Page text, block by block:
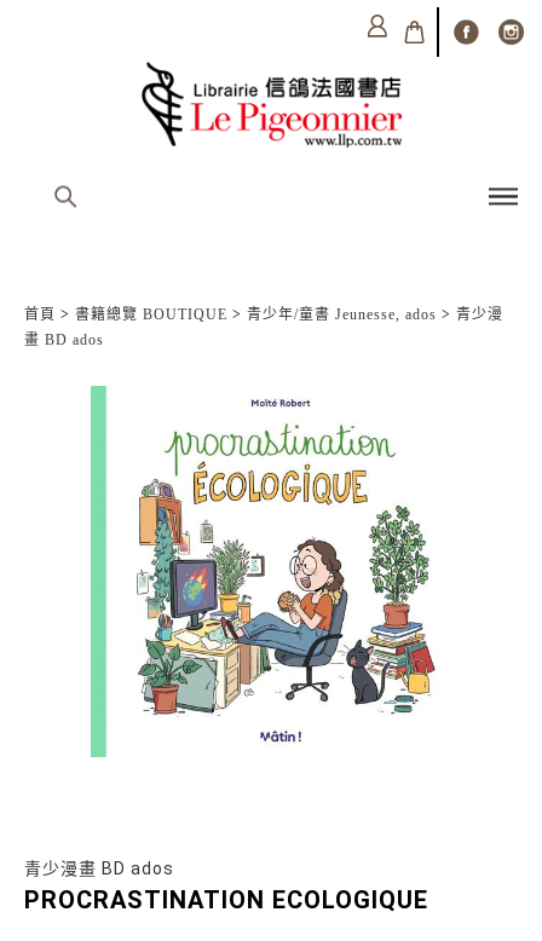
首頁 > 書籍總覽 BOUTIQUE > 青少年/童書 Jeunesse, ados > 青少漫
畫 BD ados
青少漫畫 BD ados
PROCRASTINATION ECOLOGIQUE